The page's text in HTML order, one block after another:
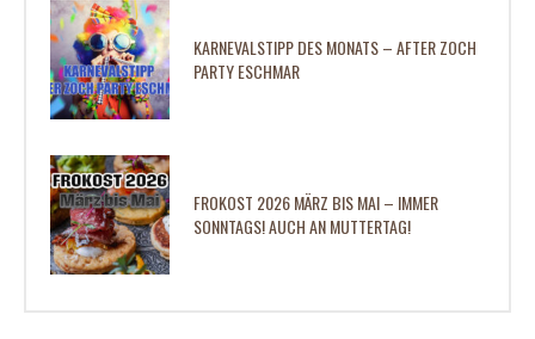
KARNEVALSTIPP DES MONATS – AFTER ZOCH
PARTY ESCHMAR
FROKOST 2026 MÄRZ BIS MAI – IMMER
SONNTAGS! AUCH AN MUTTERTAG!